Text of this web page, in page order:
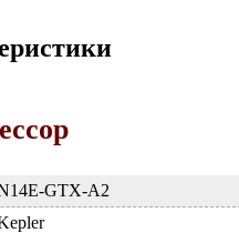
GTX-A2